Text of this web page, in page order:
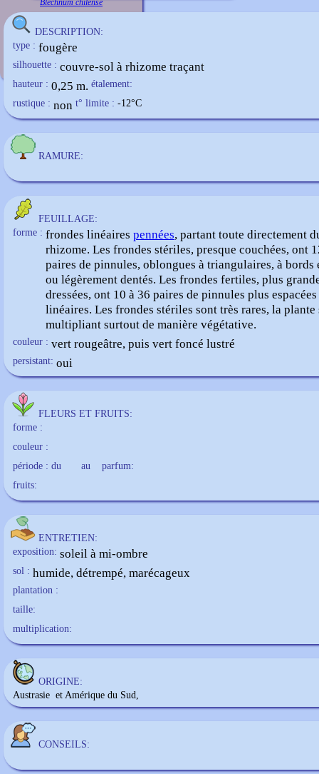
Blechnum chilense
DESCRIPTION:
type : fougère
silhouette : couvre-sol à rhizome traçant
hauteur : 0,25 m. étalement:
rustique : non t° limite : -12°C
RAMURE:
FEUILLAGE:
forme : frondes linéaires pennées, partant toute directement
rhizome. Les frondes stériles, presque couchées, ont
paires de pinnules, oblongues à triangulaires, à bords
ou légèrement dentés. Les frondes fertiles, plus
dressées, ont 10 à 36 paires de pinnules plus
linéaires. Les frondes stériles sont très rares, la plante
multipliant surtout de manière végétative.
couleur : vert rougeâtre, puis vert foncé lustré
persistant: oui
FLEURS ET FRUITS:
forme :
couleur :
période : du
au
parfum:
fruits:
ENTRETIEN:
exposition: soleil à mi-ombre
sol : humide, détrempé, marécageux
plantation :
taille:
multiplication:
ORIGINE:
Austrasie et Amérique du Sud,
CONSEILS: